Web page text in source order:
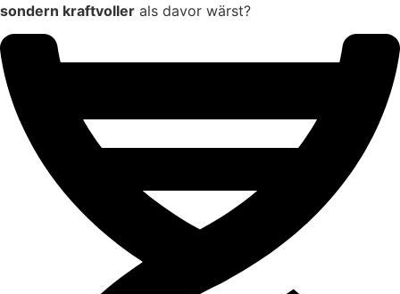
sondern kraftvoller als davor wärst?